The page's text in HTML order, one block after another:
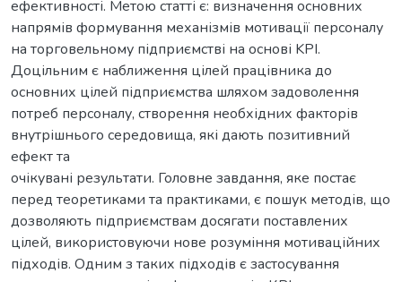
ефективності. Метою статті є: визначення основних
напрямів формування механізмів мотивації персоналу
на торговельному підприємстві на основі KPI.
Доцільним є наближення цілей працівника до
основних цілей підприємства шляхом задоволення
потреб персоналу, створення необхідних факторів
внутрішнього середовища, які дають позитивний
ефект та
очікувані результати. Головне завдання, яке постає
перед теоретиками та практиками, є пошук методів, що
дозволяють підприємствам досягати поставлених
цілей, використовуючи нове розуміння мотиваційних
підходів. Одним з таких підходів є застосування